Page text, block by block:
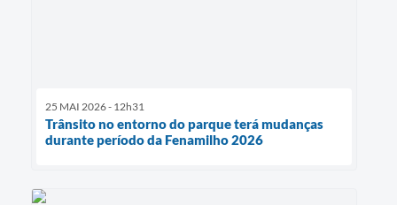
25 MAI 2026 - 12h31
Trânsito no entorno do parque terá mudanças
durante período da Fenamilho 2026